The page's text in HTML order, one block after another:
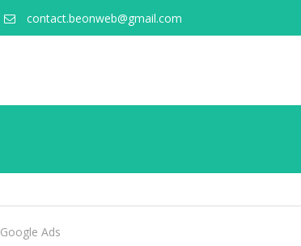
contact.beonweb@gmail.com
Google Ads